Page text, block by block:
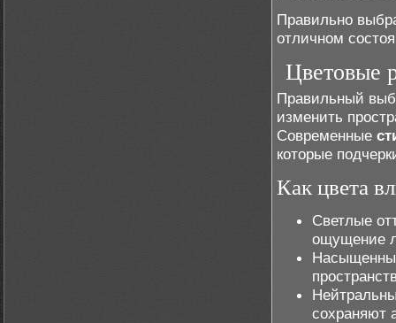
Правильно
отличном
Цветовые
Правильный
изменить
Современные
которые
Как цвета
Светлые
ощущение
сохраняют